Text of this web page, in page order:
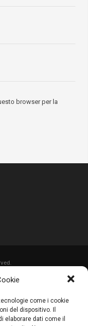
come i cookie
del dispositivo. Il
elaborare dati come il
browser per la